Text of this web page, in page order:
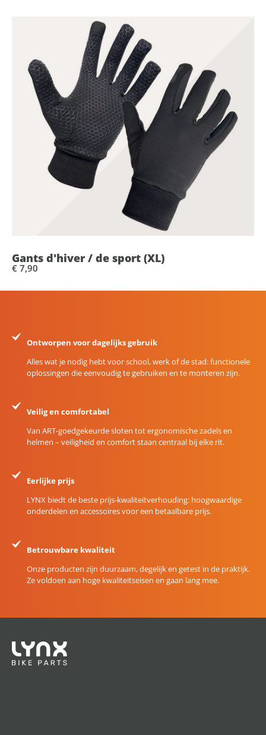
Gants d'hiver / de sport (XL)
€ 7,90
Ontworpen voor dagelijks gebruik
Alles wat je nodig hebt voor school, werk of de stad: functionele
oplossingen die eenvoudig te gebruiken en te monteren zijn.
Veilig en comfortabel
Van ART-goedgekeurde sloten tot ergonomische zadels en
helmen – veiligheid en comfort staan centraal bij elke rit.
Eerlijke prijs
LYNX biedt de beste prijs-kwaliteitverhouding: hoogwaardige
onderdelen en accessoires voor een betaalbare prijs.
Betrouwbare kwaliteit
Onze producten zijn duurzaam, degelijk en getest in de praktijk.
Ze voldoen aan hoge kwaliteitseisen en gaan lang mee.